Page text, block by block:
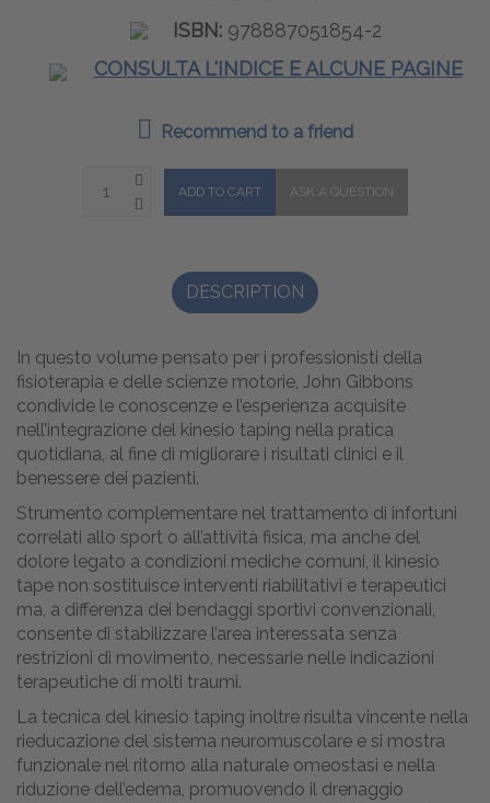
ISBN: 978887051854-2
CONSULTA L'INDICE E ALCUNE PAGINE
Recommend to a friend
DESCRIPTION
In questo volume pensato per i professionisti della
fisioterapia e delle scienze motorie, John Gibbons
condivide le conoscenze e l’esperienza acquisite
nell’integrazione del kinesio taping nella pratica
quotidiana, al fine di migliorare i risultati clinici e il
benessere dei pazienti.
Strumento complementare nel trattamento di infortuni
correlati allo sport o all’attività fisica, ma anche del
dolore legato a condizioni mediche comuni, il kinesio
tape non sostituisce interventi riabilitativi e terapeutici
ma, a differenza dei bendaggi sportivi convenzionali,
consente di stabilizzare l’area interessata senza
restrizioni di movimento, necessarie nelle indicazioni
terapeutiche di molti traumi.
La tecnica del kinesio taping inoltre risulta vincente nella
rieducazione del sistema neuromuscolare e si mostra
funzionale nel ritorno alla naturale omeostasi e nella
riduzione dell’edema, promuovendo il drenaggio